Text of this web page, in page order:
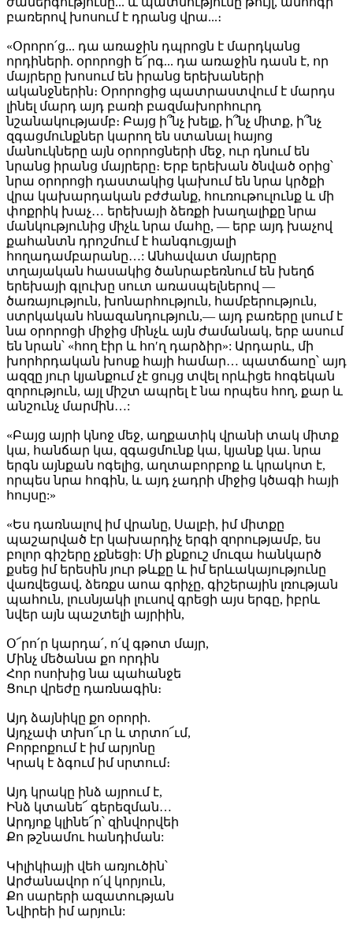
բառերով խոսում է դրանց վրա...։
«Օրորո՛ց... դա առաջին դպրոցն է մարդկանց
որդիների. օրորոցի ե՜րգ... դա առաջին դասն է, որ
մայրերը խոսում են իրանց երեխաների
ականջներին։ Օրորոցից պատրաստվում է մարդս
լինել մարդ այդ բառի բազմախորհուրդ
նշանակությամբ։ Բայց ի՞նչ խելք, ի՞նչ միտք, ի՞նչ
զգացմունքներ կարող են ստանալ հայոց
մանուկները այն օրորոցների մեջ, ուր դնում են
նրանց իրանց մայրերը։ Երբ երեխան ծնված օրից՝
նրա օրորոցի դաստակից կախում են նրա կրծքի
վրա կախարդական բժժանք, հուռութուլունք և մի
փոքրիկ խաչ… երեխայի ձեռքի խաղալիքը նրա
մանկությունից միչև նրա մահը, — երբ այդ խաչով
քահանտն դրոշմում է հանգուցյալի
հողադամբարանը…: Անհավատ մայրերը
տղայական հասակից ծանրաբեռնում են խեղճ
երեխայի գլուխը սուտ առասպելներով —
ծառայություն, խոնարհություն, համբերություն,
ստրկական հնազանդություն,— այդ բառերը լսում է
նա օրորոցի միջից մինչև այն ժամանակ, երբ ասում
են նրան՝ «հող էիր և հո′ղ դարձիր»: Արդարև, մի
խորհրդական խոսք հայի համար… պատճաոը՝ այդ
ազզը յուր կյանքում չէ ցույց տվել որևիցե հոգեկան
զորություն, այլ միշտ ապրել է նա որպես հող, քար և
անշունչ մարմին…:
«Բայց այրի կնոջ մեջ, աղքատիկ վրանի տակ միտք
կա, հանճար կա, զգացմունք կա, կյանք կա. նրա
երգն այնքան ոգելից, աղտաբորբոք և կրակոտ է,
որպես նրա հոգին, և այդ չադրի միջից կծագի հայի
հույսը:»
«Ես դառնալով իմ վրանը, Սալբի, իմ միտքը
պաշարված էր կախարդիչ երգի զորությամբ, ես
բոլոր գիշերը չքնեցի: Մի քնքուշ մուզա հանկարծ
քսեց իմ երեսին յուր թևքը և իմ երևակայությունը
վառվեցավ, ձեռքս աոա գրիչը, գիշերային լռության
պահուն, լուսնյակի լուսով գրեցի այս երգը, իբրև
նվեր այն պաշտելի այրիին,
Օ՜րո՛ր կարդա՛, ո՛վ գթոտ մայր,
Մինչ մեծանա քո որդին
Հոր ոսոխից նա պահանջե
Ցուր վրեժը դառնագին։
Այդ ձայնիկը քո օրորի.
Այդչափ տխո՜ւր և տրտո՜ւմ,
Բորբոքում է իմ արյոնը
Կրակ է ձգում իմ սրտում։
Այդ կրակը ինձ այրում է,
Ինձ կտանե՜ գերեզման…
Արդյոք կլինե՜ր՝ զինվորվեի
Քո թշնամու հանդիման:
Կիլիկիայի վեհ առյուծին՝
Արժանավոր ո՛վ կորյուն,
Քո սարերի ազատության
Նվիրեի իմ արյուն: